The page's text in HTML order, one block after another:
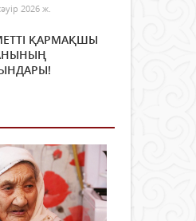
2026 ж.
ҚАРМАҚШЫ